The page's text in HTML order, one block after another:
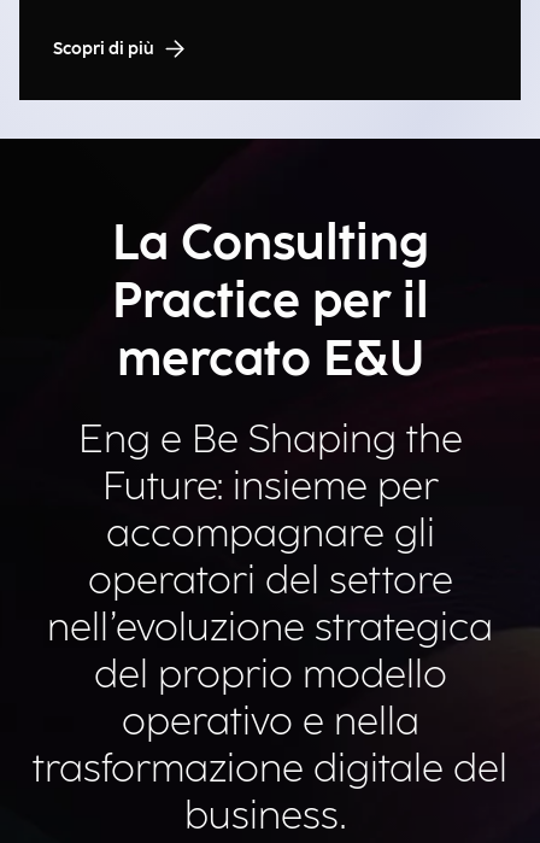
Scopri di più
La Consulting
Practice per il
mercato E&U
Eng e Be Shaping the
Future: insieme per
accompagnare gli
operatori del settore
nell’evoluzione strategica
del proprio modello
operativo e nella
trasformazione digitale del
business.